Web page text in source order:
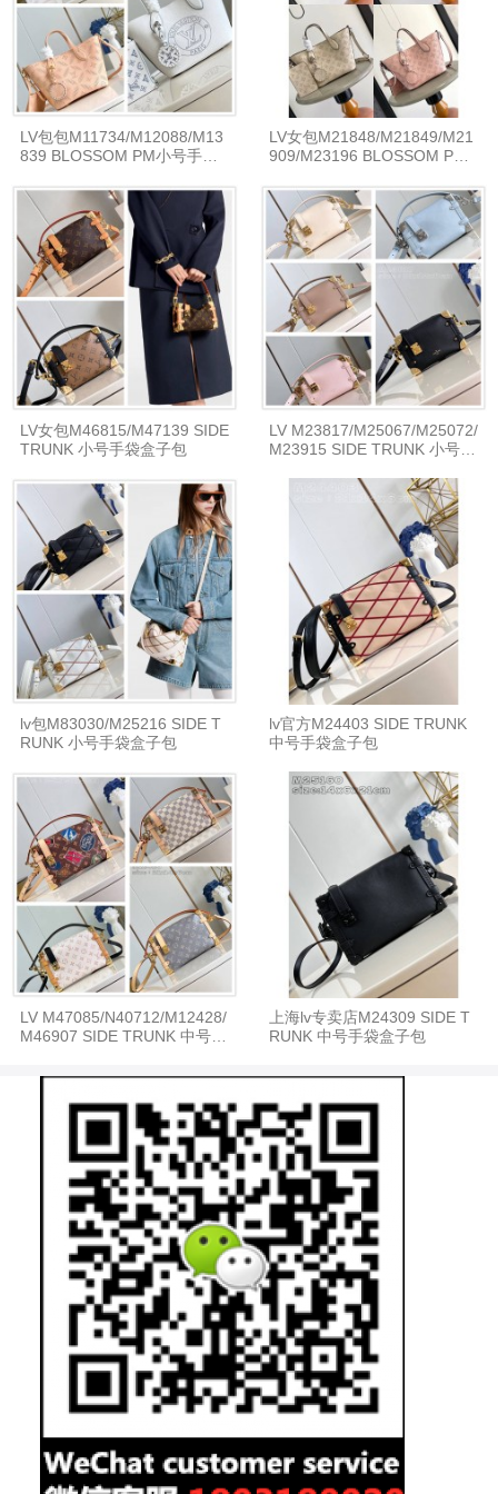
LV包包M11734/M12088/M13
839 BLOSSOM PM小号手袋
LV女包M21848/M21849/M21
909/M23196 BLOSSOM PM
LV女包M46815/M47139 SIDE
TRUNK 小号手袋盒子包
LV M23817/M25067/M25072/
M23915 SIDE TRUNK 小号手
lv包M83030/M25216 SIDE T
RUNK 小号手袋盒子包
lv官方M24403 SIDE TRUNK
中号手袋盒子包
LV M47085/N40712/M12428/
M46907 SIDE TRUNK 中号手
上海lv专卖店M24309 SIDE T
RUNK 中号手袋盒子包